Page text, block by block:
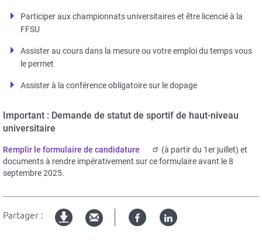
Participer aux championnats universitaires et être licencié à la
FFSU
Assister au cours dans la mesure ou votre emploi du temps vous
le permet
Assister à la conférence obligatoire sur le dopage
Important : Demande de statut de sportif de haut-niveau
universitaire
Remplir le formulaire de candidature
(à partir du 1er juillet) et
documents à rendre impérativement sur ce formulaire avant le 8
septembre 2025.
Partager : FacebookLinked